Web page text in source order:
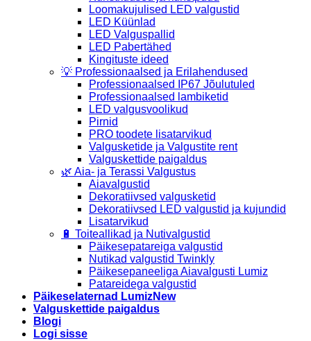
Loomakujulised LED valgustid
LED Küünlad
LED Valguspallid
LED Pabertähed
Kingituste ideed
💡 Professionaalsed ja Erilahendused
Professionaalsed IP67 Jõulutuled
Professionaalsed lambiketid
LED valgusvoolikud
Pirnid
PRO toodete lisatarvikud
Valgusketide ja Valgustite rent
Valguskettide paigaldus
🌿 Aia- ja Terassi Valgustus
Aiavalgustid
Dekoratiivsed valgusketid
Dekoratiivsed LED valgustid ja kujundid
Lisatarvikud
🔋 Toiteallikad ja Nutivalgustid
Päikesepatareiga valgustid
Nutikad valgustid Twinkly
Päikesepaneeliga Aiavalgusti Lumiz
Patareidega valgustid
Päikeselaternad Lumiz
Valguskettide paigaldus
Blogi
Logi sisse